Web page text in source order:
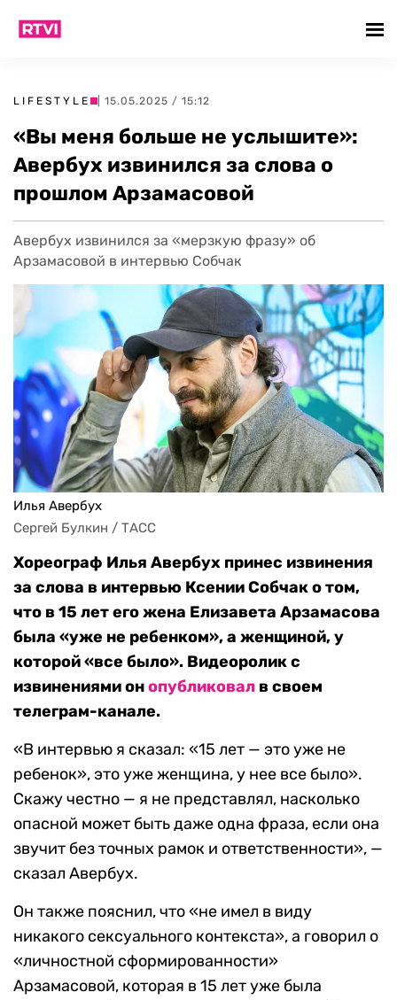
LIFESTYLE | 15.05.2025 / 15:12
«Вы меня больше не услышите»:
Авербух извинился за слова о
прошлом Арзамасовой
Авербух извинился за «мерзкую фразу» об
Арзамасовой в интервью Собчак
Илья Авербух
Сергей Булкин / ТАСС
Хореограф Илья Авербух принес извинения
за слова в интервью Ксении Собчак о том,
что в 15 лет его жена Елизавета Арзамасова
была «уже не ребенком», а женщиной, у
которой «все было». Видеоролик с
извинениями онопубликовал в своем
телеграм-канале.
«В интервью я сказал: «15 лет — это уже не
ребенок», это уже женщина, у нее все было».
Скажу честно — я не представлял, насколько
опасной может быть даже одна фраза, если она
звучит без точных рамок и ответственности», —
сказал Авербух.
Он также пояснил, что «не имел в виду
никакого сексуального контекста», а говорил о
«личностной сформированности»
Арзамасовой, которая в 15 лет уже была